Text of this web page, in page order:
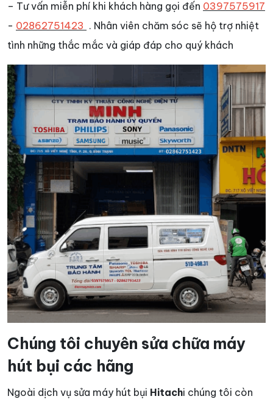
– Tư vấn miễn phí khi khách hàng gọi đến 0397575917
- 02862751423 . Nhân viên chăm sóc sẽ hộ trợ nhiệt
tình những thắc mắc và giáp đáp cho quý khách
Chúng tôi chuyên sửa chữa máy
hút bụi các hãng
Ngoài dịch vụ sửa máy hút bụi Hitachi chúng tôi còn